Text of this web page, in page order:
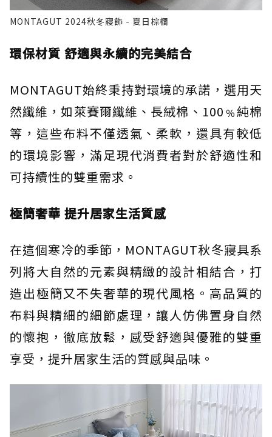
MONTAGUT 2024秋冬寢飾 - 夏日棕櫚
環保材質 舒適與永續的完美結合
MONTAGUT始終秉持對環境的承諾，選用天
然纖維，如萊賽爾纖維、長絨棉、100﹪純棉
等，這些布料不僅透氣、柔軟，還具有較低
的環境影響，滿足現代消費者對於舒適性和
可持續性的雙重需求。
極簡奢華 提升居家生活質感
在這個寒冷的季節，MONTAGUT秋冬寢具系
列將大自然的元素與精緻的設計相結合，打
造出極簡又不失奢華的現代風格。高品質的
布料與精細的細節處理，讓人仿佛置身自然
的懷抱，徹底放鬆，感受舒適與優雅的雙重
享受，提升居家生活的質感與品味。